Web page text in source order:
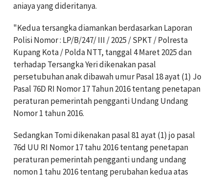
aniaya yang dideritanya.
"Kedua tersangka diamankan berdasarkan Laporan
Polisi Nomor : LP/B/247/ III / 2025 / SPKT / Polresta
Kupang Kota / Polda NTT, tanggal 4 Maret 2025 dan
terhadap Tersangka Yeri dikenakan pasal
persetubuhan anak dibawah umur Pasal 18 ayat (1) Jo
Pasal 76D RI Nomor 17 Tahun 2016 tentang penetapan
peraturan pemerintah pengganti Undang Undang
Nomor 1 tahun 2016.
Sedangkan Tomi dikenakan pasal 81 ayat (1) jo pasal
76d UU RI Nomor 17 tahu 2016 tentang penetapan
peraturan pemerintah pengganti undang undang
nomon 1 tahu 2016 tentang perubahan kedua atas